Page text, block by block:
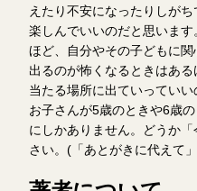
えたり不安になったりしが
楽しんでいいのだと思います
ほど、自分やその子どもに
出るのが怖くなるときはあ
当たる場所に出ていっていい
お子さんが5歳のときや6歳
にしかありません。どうか
さい。(「あとがきに代えて